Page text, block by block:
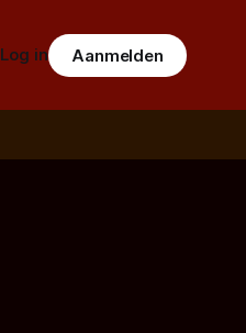
Log in Aanmelden